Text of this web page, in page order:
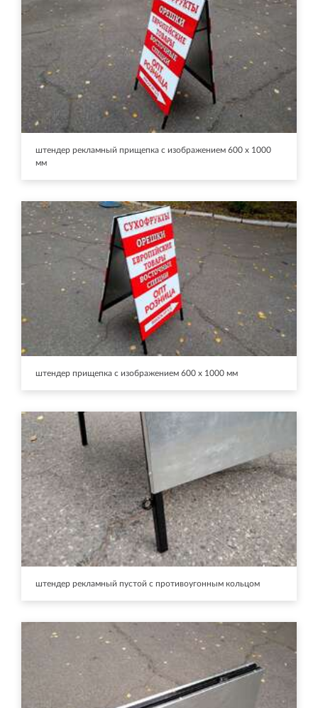
штендер рекламный прищепка с изображением 600 х 1000
мм
штендер прищепка с изображением 600 х 1000 мм
штендер рекламный пустой с противоугонным кольцом